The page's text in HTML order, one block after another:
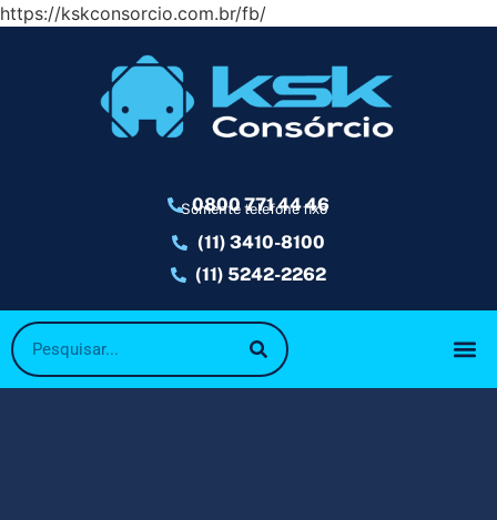
https://kskconsorcio.com.br/fb/
0800 771 44 46
Somente telefone fixo
(11) 3410-8100
(11) 5242-2262